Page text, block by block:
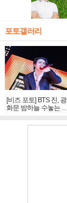
포토갤러리
[비즈 포토] BTS 진, 광
화문 밤하늘 수놓는 '비
주얼 킹'의 열창